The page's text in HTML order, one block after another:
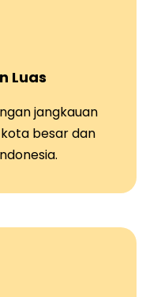
Luas
jangkauan
besar dan